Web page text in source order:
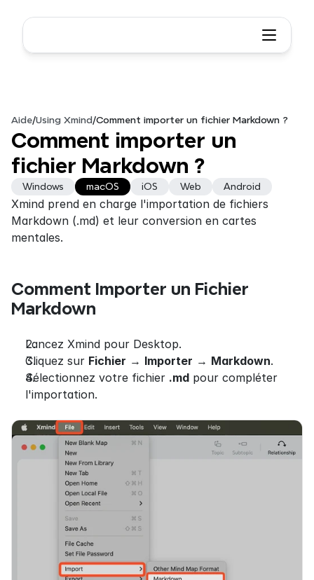
Aide/Using Xmind /Comment importer un fichier Markdown ?
Comment importer un
fichier Markdown ?
Windows macOS iOS Web Android
Xmind prend en charge l'importation de fichiers
Markdown (.md) et leur conversion en cartes
mentales.
Comment Importer un Fichier
Markdown
Lancez Xmind pour Desktop.
Cliquez sur Fichier → Importer → Markdown.
Sélectionnez votre fichier .md pour compléter
l'importation.